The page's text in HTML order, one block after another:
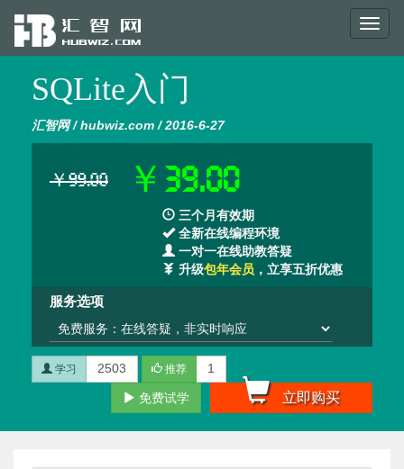
SQLite入门
汇智网 / hubwiz.com / 2016-6-27
￥99.00 ￥39.00
三个月有效期
全新在线编程环境
一对一在线助教答疑
升级包年会员 ，立享五折优惠
服务选项
学习 2503 推荐 1
立即购买
免费试学